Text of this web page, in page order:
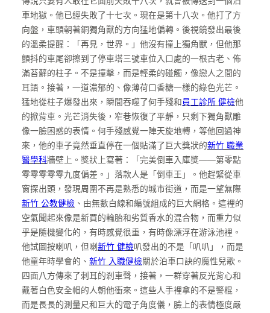
車地獄。他已經失敗了十七次。現在是第十八次。他打了方
向盤，車頭朝著銅獨角獸的方向猛地偏轉。後視鏡發出最後
的溫柔提醒：「再見，世界。」他沒有撞上獨角獸，但他那
顫抖的車尾卻擦到了停車塔三號車位入口處的一根古老、佈
滿苔蘚的柱子。不是撞擊，而是輕柔的碰觸，像戀人之間的
耳語。接著，一道濃郁的、像薄荷口香糖一樣的綠色光芒。
猛地從柱子爆發出來，瞬間吞噬了何手殘和員工診所 健檢他
的掀背車。光芒消失後，窄巷恢復了平靜，只剩下獨角獸雕
像一臉困惑的表情。何手殘感覺一陣天旋地轉，等他回過神
來，他的車子竟然垂直停在一個貼滿了巨大獎狀的新竹 職業
醫學科牆壁上。獎狀上寫著：「完美倒車入庫獎——第零點
零零零零零九度偏差。」落款人是「倒車王」。他趕緊從車
窗探出頭，發現周圍不再是熟悉的城市街道，而是一望無際
新竹 公教健檢 、由無數白線和編號組成的巨大網格。這裡的
空氣聞起來像是新買的輪胎和劣質香水的混合物，而重力似
乎是隨機變化的，有時感覺很重，有時像漂浮在游泳池裡。
他試圖按喇叭，但喇新竹 健檢叭發出的不是「叭叭」，而是
他童年時學會的、 新竹 入職健檢關於泊車口訣的魔性兒歌。
四面八方傳來了刺耳的剎車聲，接著，一群穿著反光背心和
戴著白色安全帽的人朝他衝來。這些人手裡拿的不是警棍，
而是長長的測量尺和巨大的電子角度儀，臉上的表情極度嚴